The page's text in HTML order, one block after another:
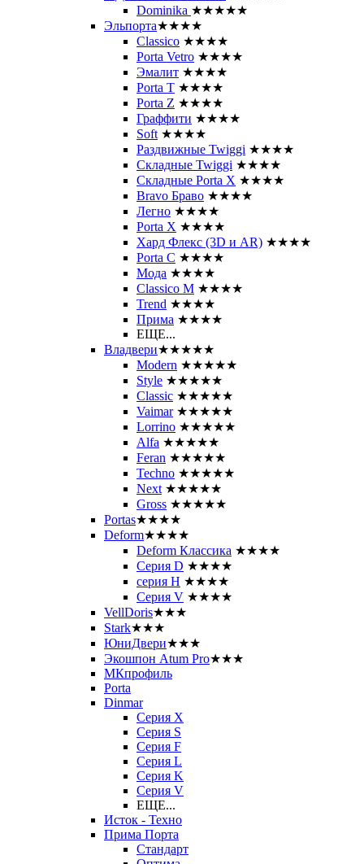
Dominika ★★★★★
Эльпорта★★★★
Classico ★★★★
Porta Vetro ★★★★
Эмалит ★★★★
Porta T ★★★★
Porta Z ★★★★
Граффити ★★★★
Soft ★★★★
Раздвижные Twiggi ★★★★
Складные Twiggi ★★★★
Складные Porta X ★★★★
Bravo Браво ★★★★
Легно ★★★★
Porta X ★★★★
Хард Флекс (3D и AR) ★★★★
Porta C ★★★★
Мода ★★★★
Classico M ★★★★
Trend ★★★★
Прима ★★★★
ЕЩЕ...
Владвери★★★★★
Modern ★★★★★
Style ★★★★★
Classic ★★★★★
Vaimar ★★★★★
Lorrino ★★★★★
Alfa ★★★★★
Feran ★★★★★
Techno ★★★★★
Next ★★★★★
Gross ★★★★★
Portas★★★★
Deform★★★★
Deform Классика ★★★★
Серия D ★★★★
серия H ★★★★
Серия V ★★★★
VellDoris★★★
Stark★★★
ЮниДвери★★★
Экошпон Atum Pro★★★
МКпрофиль
Porta
Dinmar
Серия X
Серия S
Серия F
Серия L
Серия K
Серия V
ЕЩЕ...
Исток - Техно
Прима Порта
Стандарт